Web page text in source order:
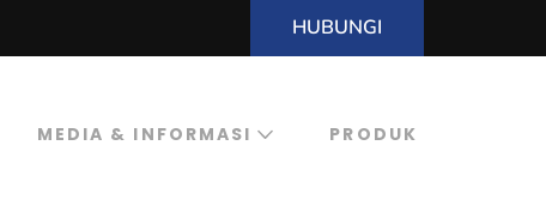
HUBUNGI
MEDIA & INFORMASI PRODUK